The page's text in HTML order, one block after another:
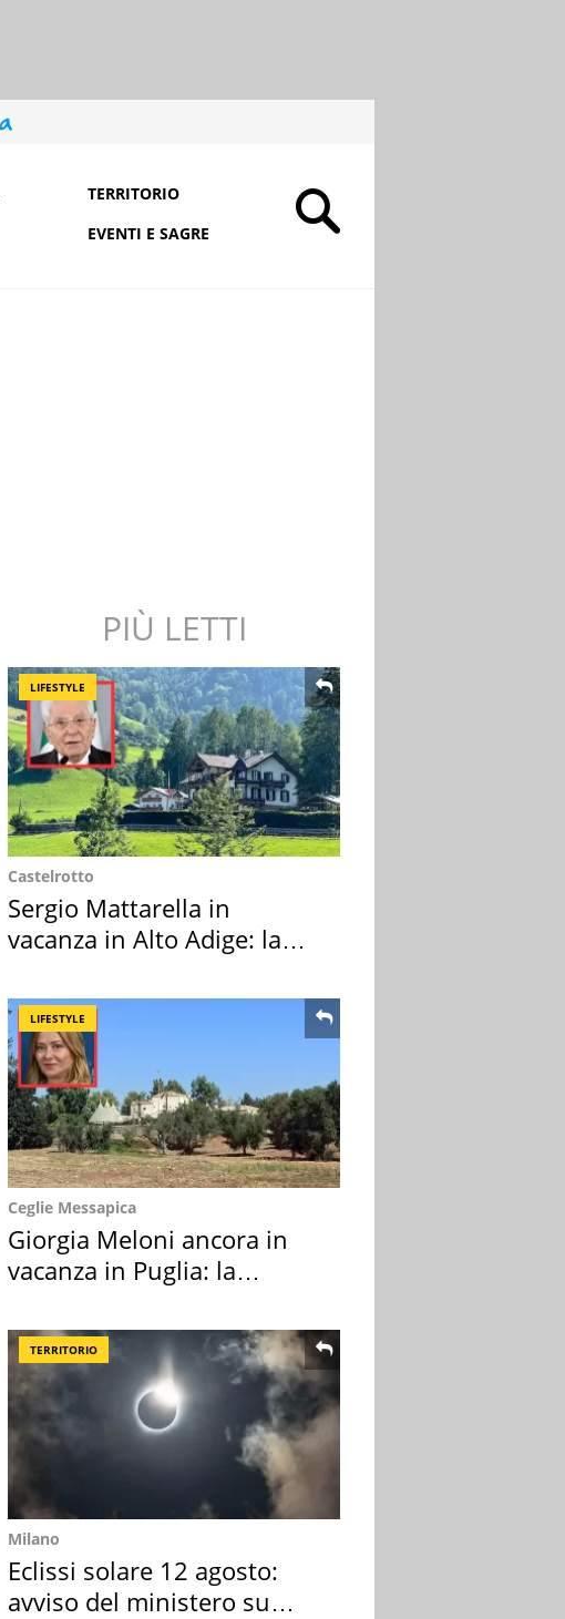
TERRITORIO
EVENTI E SAGRE
PIÙ LETTI
LIFESTYLE
Castelrotto
Sergio Mattarella in
vacanza in Alto Adige: la
LIFESTYLE
Ceglie Messapica
Giorgia Meloni ancora in
vacanza in Puglia: la
TERRITORIO
Milano
Eclissi solare 12 agosto:
avviso del ministero su